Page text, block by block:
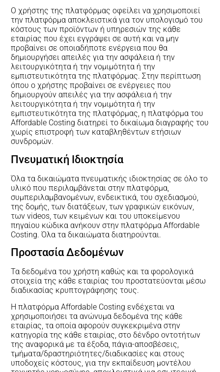
Ο χρήστης της πλατφόρμας οφείλει να χρησιμοποιεί
την πλατφόρμα αποκλειστικά για τον υπολογισμό του
κόστους των προϊόντων ή υπηρεσιών της κάθε
εταιρίας που έχει εγγράψει σε αυτή και να μην
προβαίνει σε οποιαδήποτε ενέργεια που θα
δημιουργήσει απειλές για την ασφάλεια ή την
λειτουργικότητα ή την νομιμότητα ή την
εμπιστευτικότητα της πλατφόρμας. Στην περίπτωση
όπου ο χρήστης προβαίνει σε ενέργειες που
δημιουργούν απειλές για την ασφάλεια ή την
λειτουργικότητα ή την νομιμότητα ή την
εμπιστευτικότητα της πλατφόρμας, η πλατφόρμα του
Affordable Costing διατηρεί το δικαίωμα διαγραφής του
χωρίς επιστροφή των καταβληθέντων ετήσιων
συνδρομών.
Πνευματική Ιδιοκτησία
Όλα τα δικαιώματα πνευματικής ιδιοκτησίας σε όλο το
υλικό που περιλαμβάνεται στην πλατφόρμα,
συμπεριλαμβανομένων, ενδεικτικά, του σχεδιασμού,
της δομής, των διατάξεων, των γραφικών εικόνων,
των videos, των κειμένων και του υποκείμενου
πηγαίου κώδικα ανήκουν στην πλατφόρμα Affordable
Costing. Όλα τα δικαιώματα διατηρούνται.
Προστασία Δεδομένων
Τα δεδομένα του χρήστη καθώς και τα φορολογικά
στοιχεία της κάθε εταιρίας του προστατεύονται μέσω
διαδικασίας κρυπτογράφησης τους.
Η πλατφόρμα Affordable Costing ενδέχεται να
χρησιμοποιήσει τα ανώνυμα δεδομένα της κάθε
εταιρίας, τα οποία αφορούν συγκεκριμένα στην
κατηγορία της κάθε εταιρίας, στο δένδρο οντοτήτων
της αναφορικά με τα έξοδα, πάγια-αποσβέσεις,
τμήματα/δραστηριότητες/διαδικασίες και στους
υποδοχείς κόστους, για την εκπαίδευση μοντέλου